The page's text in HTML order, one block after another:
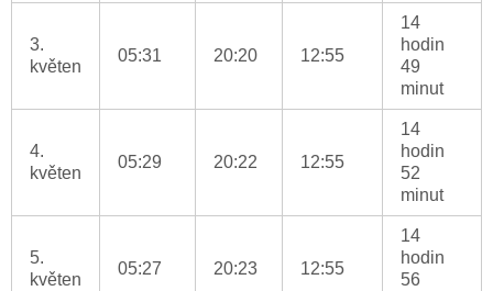
3.
květen
05:31 20:20 12:55
14
hodin
49
minut
4.
květen
05:29 20:22 12:55
14
hodin
52
minut
5.
květen
05:27 20:23 12:55
14
hodin
56